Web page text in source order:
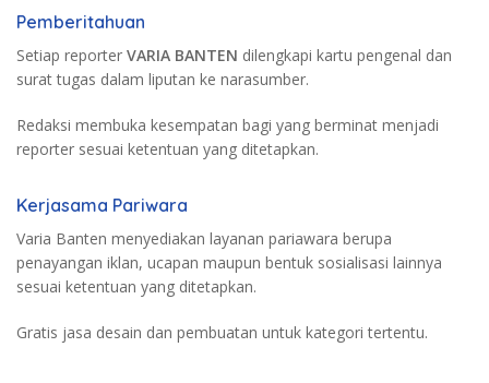
Pemberitahuan
Setiap reporter VARIA BANTEN dilengkapi kartu pengenal dan
surat tugas dalam liputan ke narasumber.
Redaksi membuka kesempatan bagi yang berminat menjadi
reporter sesuai ketentuan yang ditetapkan.
Kerjasama Pariwara
Varia Banten menyediakan layanan pariawara berupa
penayangan iklan, ucapan maupun bentuk sosialisasi lainnya
sesuai ketentuan yang ditetapkan.
Gratis jasa desain dan pembuatan untuk kategori tertentu.